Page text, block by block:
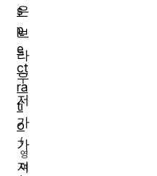
은
브
라
우
저
가
가
져
s
p
e
ct
ra
ti
o